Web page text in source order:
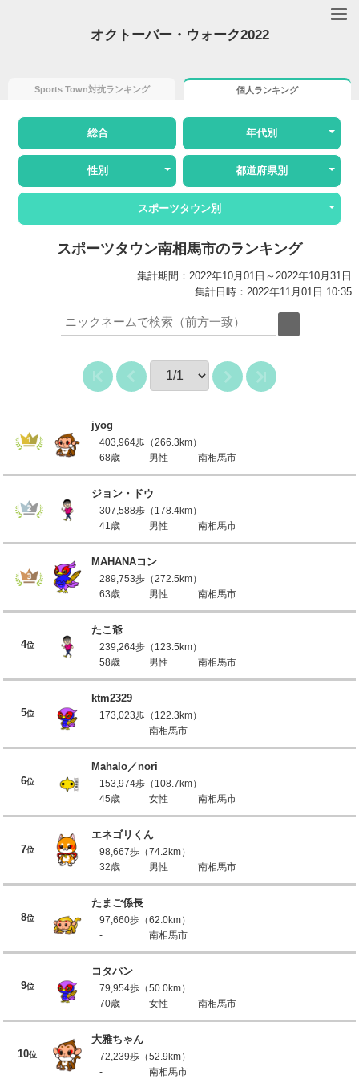
オクトーバー・ウォーク2022
Sports Town対抗ランキング 個人ランキング
総合 年代別
性別 都道府県別
スポーツタウン別
スポーツタウン南相馬市のランキング
集計期間：2022年10月01日～2022年10月31日
集計日時：2022年11月01日 10:35
jyog
403,964歩（266.3km）
68歳
男性 南相馬市
ジョン・ドウ
307,588歩（178.4km）
41歳
男性 南相馬市
MAHANAコン
289,753歩（272.5km）
63歳
男性 南相馬市
4位
たこ爺
239,264歩（123.5km）
58歳
男性 南相馬市
5位
ktm2329
173,023歩（122.3km）
-
南相馬市
6位
Mahalo／nori
153,974歩（108.7km）
45歳
女性 南相馬市
7位
エネゴリくん
98,667歩（74.2km）
32歳
男性 南相馬市
8位
たまご係長
97,660歩（62.0km）
-
南相馬市
9位
コタパン
79,954歩（50.0km）
70歳
女性 南相馬市
10位
大雅ちゃん
72,239歩（52.9km）
-
南相馬市